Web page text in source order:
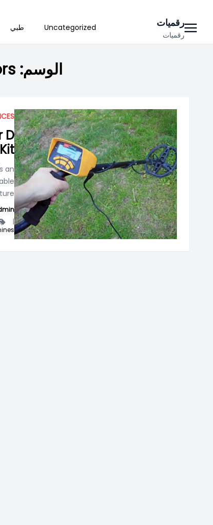
content
رقميات
رقميات
Uncategorized طبي
الوسم:
D
an
|